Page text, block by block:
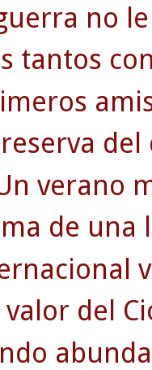
no
tantos
verano
de
del